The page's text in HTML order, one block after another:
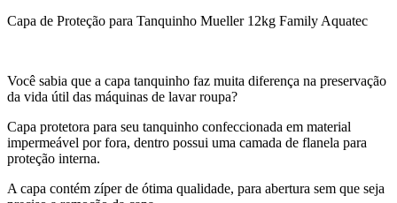
Capa de Proteção para Tanquinho Mueller 12kg Family Aquatec
Você sabia que a capa tanquinho faz muita diferença na preservação
da vida útil das máquinas de lavar roupa?
Capa protetora para seu tanquinho confeccionada em material
impermeável por fora, dentro possui uma camada de flanela para
proteção interna.
A capa contém zíper de ótima qualidade, para abertura sem que seja